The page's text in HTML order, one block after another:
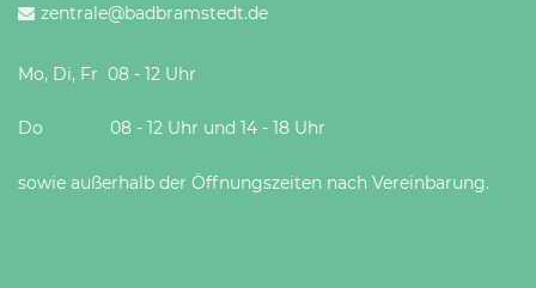
zentrale@badbramstedt.de
Mo, Di, Fr 08 - 12 Uhr
Do 08 - 12 Uhr und 14 - 18 Uhr
sowie außerhalb der Öffnungszeiten nach Vereinbarung.